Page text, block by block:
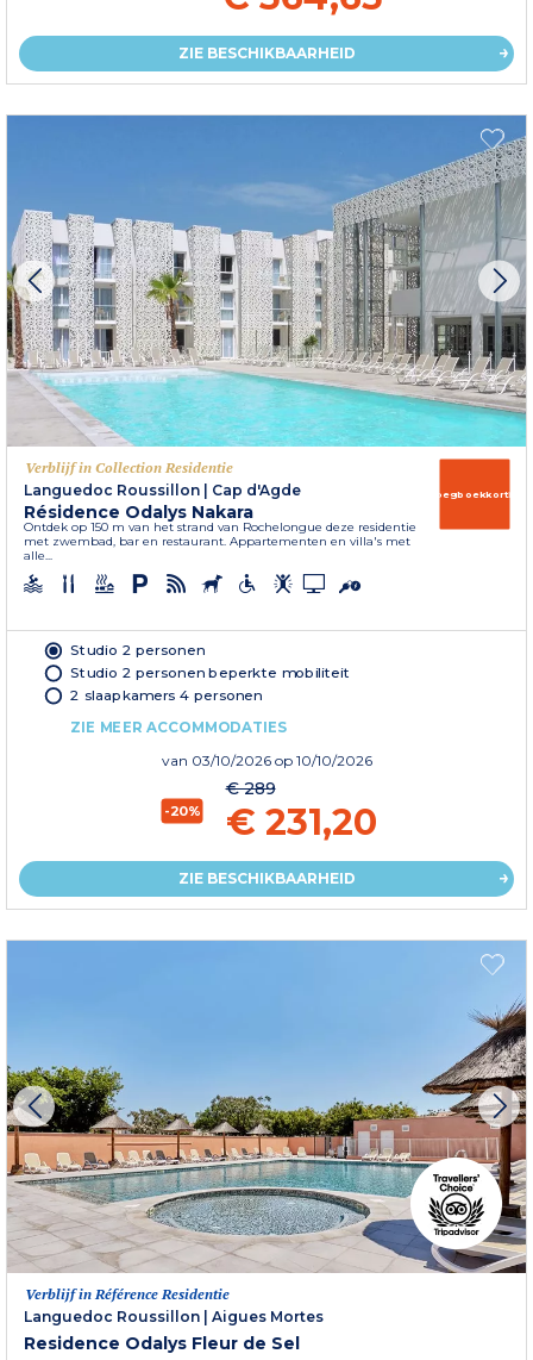
ZIE BESCHIKBAARHEID
Verblijf in Collection Residentie
Languedoc Roussillon
Cap d'Agde
Résidence Odalys Nakara
Ontdek op 150 m van het strand van Rochelongue deze residentie
met zwembad, bar en restaurant. Appartementen en villa's met
alle...
Vroegboekkorting
Studio 2 personen
Studio 2 personen beperkte mobiliteit
2 slaapkamers 4 personen
ZIE MEER ACCOMMODATIES
van 03/10/2026 op 10/10/2026
-20%
€ 289
€ 231,20
ZIE BESCHIKBAARHEID
Verblijf in Référence Residentie
Languedoc Roussillon | Aigues Mortes
Residence Odalys Fleur de Sel